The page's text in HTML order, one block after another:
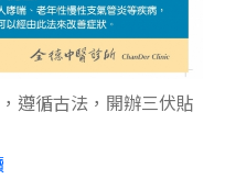
遵循古法，開辦三伏貼